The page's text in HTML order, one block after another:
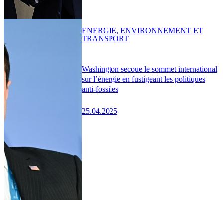
Washington secoue le sommet international
sur l’énergie en fustigeant les politiques
anti-fossiles
25.04.2025
ENERGIE, ENVIRONNEMENT ET
TRANSPORT